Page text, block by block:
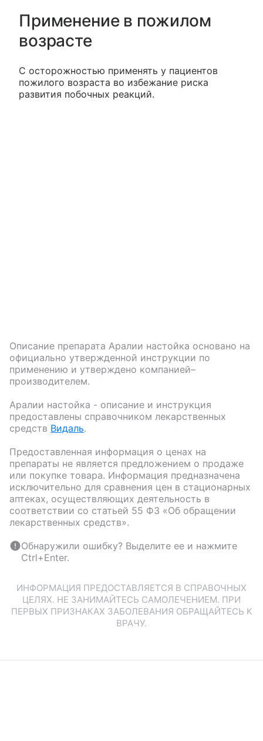
Применение в пожилом
возрасте
С осторожностью применять у пациентов
пожилого возраста во избежание риска
развития побочных реакций.
Описание препарата Аралии настойка основано на
официально утвержденной инструкции по
применению и утверждено компанией–
производителем.
Аралии настойка - описание и инструкция
предоставлены справочником лекарственных
средств Видаль.
Предоставленная информация о ценах на
препараты не является предложением о продаже
или покупке товара. Информация предназначена
исключительно для сравнения цен в стационарных
аптеках, осуществляющих деятельность в
соответствии со статьей 55 ФЗ «Об обращении
лекарственных средств».
Обнаружили ошибку? Выделите ее и нажмите
Ctrl+Enter.
ИНФОРМАЦИЯ ПРЕДОСТАВЛЯЕТСЯ В СПРАВОЧНЫХ
ЦЕЛЯХ. НЕ ЗАНИМАЙТЕСЬ САМОЛЕЧЕНИЕМ. ПРИ
ПЕРВЫХ ПРИЗНАКАХ ЗАБОЛЕВАНИЯ ОБРАЩАЙТЕСЬ К
ВРАЧУ.